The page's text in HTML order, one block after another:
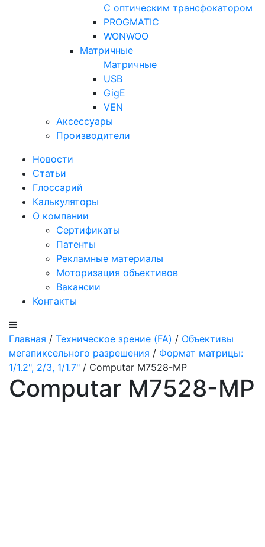
С оптическим трансфокатором
PROGMATIC
WONWOO
Матричные
Матричные
USB
GigE
VEN
Аксессуары
Производители
Новости
Статьи
Глоссарий
Калькуляторы
О компании
Сертификаты
Патенты
Рекламные материалы
Моторизация объективов
Вакансии
Контакты
Главная / Техническое зрение (FA) / Объективы
мегапиксельного разрешения / Формат матрицы:
1/1.2", 2/3, 1/1.7" / Computar M7528-MP
Computar M7528-MP